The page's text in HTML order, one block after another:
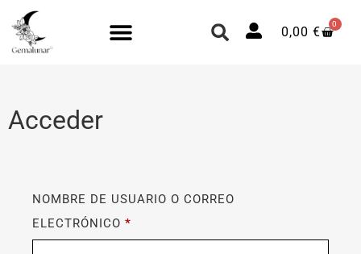
0,00 €
0
Acceder
NOMBRE DE USUARIO O CORREO
ELECTRÓNICO *